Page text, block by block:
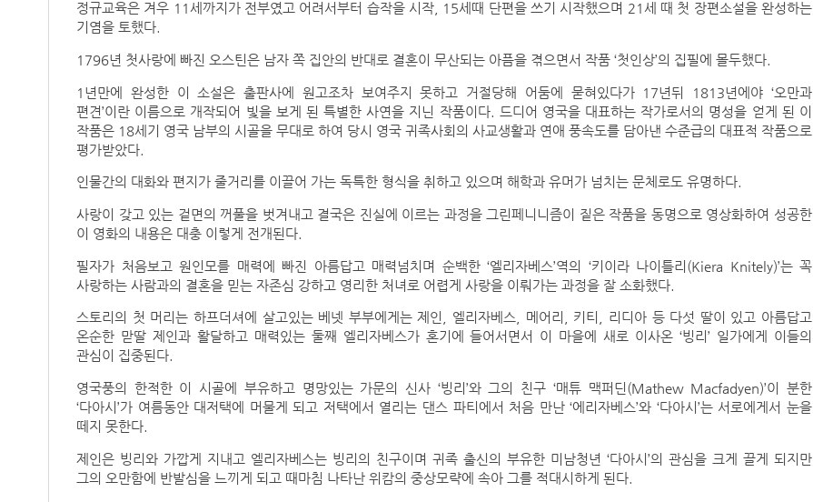
정규교육은 겨우 11세까지가 전부였고 어려서부터 습작을 시작, 15세때 단편을 쓰기 시작했으며 21세 때 첫 장편소설을 완성하는
기염을 토했다.
1796년 첫사랑에 빠진 오스틴은 남자 쪽 집안의 반대로 결혼이 무산되는 아픔을 겪으면서 작품 ‘첫인상’의 집필에 몰두했다.
1년만에 완성한 이 소설은 출판사에 원고조차 보여주지 못하고 거절당해 어둠에 묻혀있다가 17년뒤 1813년에야 ‘오만과
편견’이란 이름으로 개작되어 빛을 보게 된 특별한 사연을 지닌 작품이다. 드디어 영국을 대표하는 작가로서의 명성을 얻게 된 이
작품은 18세기 영국 남부의 시골을 무대로 하여 당시 영국 귀족사회의 사교생활과 연애 풍속도를 담아낸 수준급의 대표적 작품으로
평가받았다.
인물간의 대화와 편지가 줄거리를 이끌어 가는 독특한 형식을 취하고 있으며 해학과 유머가 넘치는 문체로도 유명하다.
사랑이 갖고 있는 겉면의 꺼풀을 벗겨내고 결국은 진실에 이르는 과정을 그린페니니즘이 짙은 작품을 동명으로 영상화하여 성공한
이 영화의 내용은 대충 이렇게 전개된다.
필자가 처음보고 원인모를 매력에 빠진 아름답고 매력넘치며 순백한 ‘엘리자베스’역의 ‘키이라 나이틀리(Kiera Knitely)’는 꼭
사랑하는 사람과의 결혼을 믿는 자존심 강하고 영리한 처녀로 어렵게 사랑을 이뤄가는 과정을 잘 소화했다.
스토리의 첫 머리는 하프더셔에 살고있는 베넷 부부에게는 제인, 엘리자베스, 메어리, 키티, 리디아 등 다섯 딸이 있고 아름답고
온순한 맏딸 제인과 활달하고 매력있는 둘째 엘리자베스가 혼기에 들어서면서 이 마을에 새로 이사온 ‘빙리’ 일가에게 이들의
관심이 집중된다.
영국풍의 한적한 이 시골에 부유하고 명망있는 가문의 신사 ‘빙리’와 그의 친구 ‘매튜 맥퍼딘(Mathew Macfadyen)’이 분한
‘다아시’가 여름동안 대저택에 머물게 되고 저택에서 열리는 댄스 파티에서 처음 만난 ‘에리자베스’와 ‘다아시’는 서로에게서 눈을
떼지 못한다.
제인은 빙리와 가깝게 지내고 엘리자베스는 빙리의 친구이며 귀족 출신의 부유한 미남청년 ‘다아시’의 관심을 크게 끌게 되지만
그의 오만함에 반발심을 느끼게 되고 때마침 나타난 위캄의 중상모략에 속아 그를 적대시하게 된다.